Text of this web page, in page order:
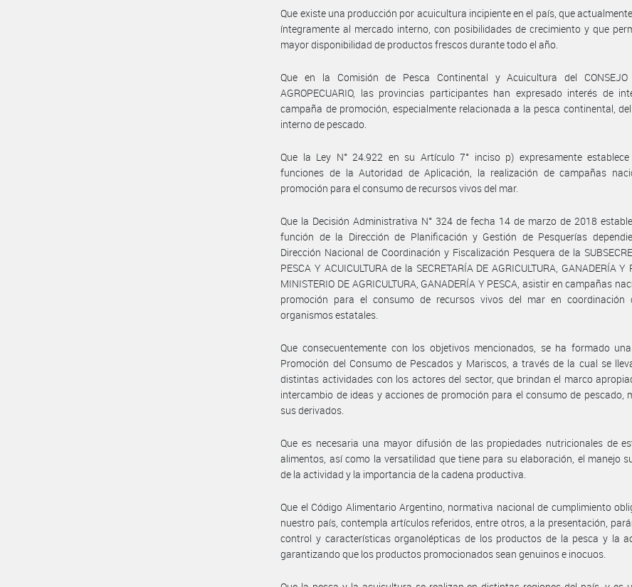
Que existe una producción por acuicultura incipiente en el país, que
íntegramente al mercado interno, con posibilidades de crecimiento y que
mayor disponibilidad de productos frescos durante todo el año.
Que en la Comisión de Pesca Continental y Acuicultura del CONSEJO
AGROPECUARIO, las provincias participantes han expresado interés de
campaña de promoción, especialmente relacionada a la pesca continental,
interno de pescado.
Que la Ley N° 24.922 en su Artículo 7° inciso p) expresamente
funciones de la Autoridad de Aplicación, la realización de campañas
promoción para el consumo de recursos vivos del mar.
Que la Decisión Administrativa N° 324 de fecha 14 de marzo de 2018
función de la Dirección de Planificación y Gestión de Pesquerías
Dirección Nacional de Coordinación y Fiscalización Pesquera de la
PESCA Y ACUICULTURA de la SECRETARÍA DE AGRICULTURA, GANADERÍA Y
MINISTERIO DE AGRICULTURA, GANADERÍA Y PESCA, asistir en campañas
promoción para el consumo de recursos vivos del mar en coordinación
organismos estatales.
Que consecuentemente con los objetivos mencionados, se ha formado
Promoción del Consumo de Pescados y Mariscos, a través de la cual se
distintas actividades con los actores del sector, que brindan el marco
intercambio de ideas y acciones de promoción para el consumo de pescado,
sus derivados.
Que es necesaria una mayor difusión de las propiedades nutricionales de
alimentos, así como la versatilidad que tiene para su elaboración, el manejo
de la actividad y la importancia de la cadena productiva.
Que el Código Alimentario Argentino, normativa nacional de cumplimiento
nuestro país, contempla artículos referidos, entre otros, a la presentación,
control y características organolépticas de los productos de la pesca y la
garantizando que los productos promocionados sean genuinos e inocuos.